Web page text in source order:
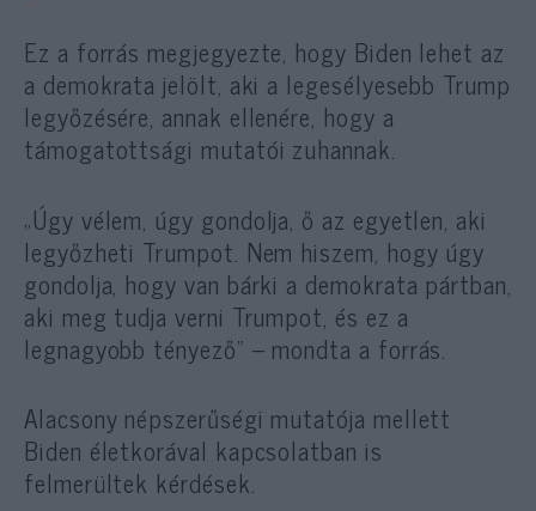
Ez a forrás megjegyezte, hogy Biden lehet az
a demokrata jelölt, aki a legesélyesebb Trump
legyőzésére, annak ellenére, hogy a
támogatottsági mutatói zuhannak.
„Úgy vélem, úgy gondolja, ő az egyetlen, aki
legyőzheti Trumpot. Nem hiszem, hogy úgy
gondolja, hogy van bárki a demokrata pártban,
aki meg tudja verni Trumpot, és ez a
legnagyobb tényező” – mondta a forrás.
Alacsony népszerűségi mutatója mellett
Biden életkorával kapcsolatban is
felmerültek kérdések.